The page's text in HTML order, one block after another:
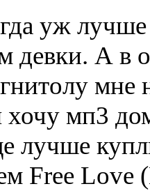
уж лучше
девки. А в
мне
хочу мп3
лучше
Free Love